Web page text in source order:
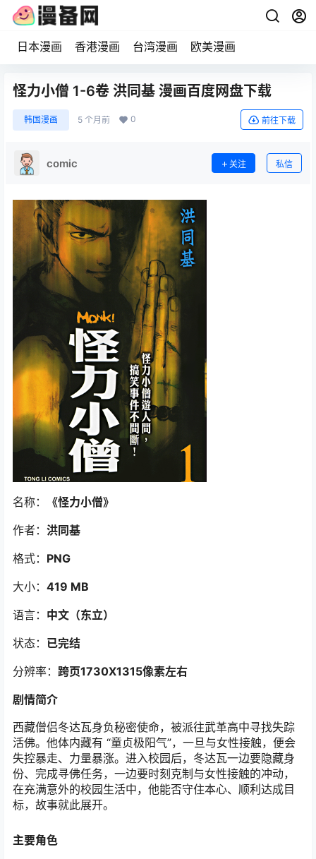
日本漫画 香港漫画 台湾漫画 欧美漫画
怪力小僧 1-6卷 洪同基 漫画百度网盘下载
韩国漫画 5 个月前 0 前往下载
comic 关注 私信
名称：
《怪力小僧》
作者： 洪同基
格式： PNG
大小： 419 MB
语言： 中文（东立）
状态： 已完结
分辨率： 跨页1730X1315像素左右
剧情简介
西藏僧侣冬达瓦身负秘密使命，被派往武革高中寻找失踪
活佛。他体内藏有 “童贞极阳气”，一旦与女性接触，便会
失控暴走、力量暴涨。进入校园后，冬达瓦一边要隐藏身
份、完成寻佛任务，一边要时刻克制与女性接触的冲动，
在充满意外的校园生活中，他能否守住本心、顺利达成目
标，故事就此展开。
主要角色